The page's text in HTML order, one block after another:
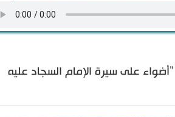
على سيرة الإمام السجاد عليه